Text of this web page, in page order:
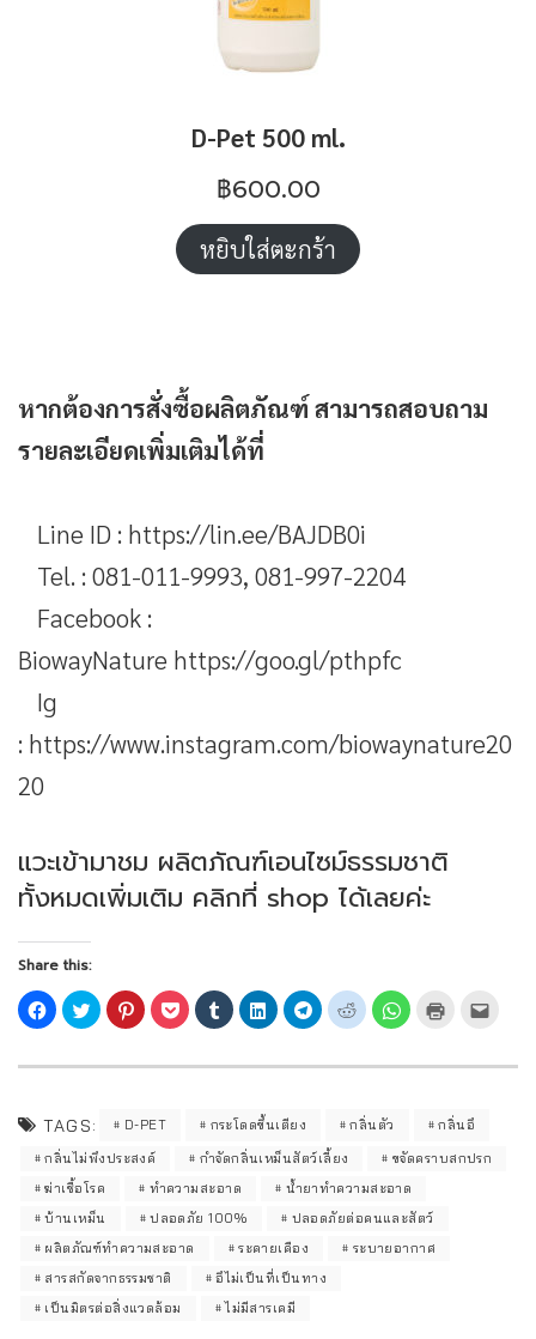
D-Pet 500 ml.
฿600.00
หยิบใส่ตะกร้า
หากต้องการสั่งซื้อผลิตภัณฑ์ สามารถสอบถาม
รายละเอียดเพิ่มเติมได้ที่
Line ID : https://lin.ee/BAJDB0i
Tel. : 081-011-9993, 081-997-2204
Facebook :
BiowayNature https://goo.gl/pthpfc
Ig
: https://www.instagram.com/biowaynature20
20
แวะเข้ามาชม ผลิตภัณฑ์เอนไซม์ธรรมชาติ
ทั้งหมดเพิ่มเติม คลิกที่ shop ได้เลยค่ะ
Share this:
TAGS: D-PET กระโดดขึ้นเตียง กลิ่นตัว
กลิ่นอึ
กลิ่นไม่พึงประสงค์
กำจัดกลิ่นเหม็นสัตว์เลี้ยง
ขจัดคราบสกปรก
ฆ่าเชื้อโรค
ทำความสะอาด
น้ำยาทำความสะอาด
บ้านเหม็น
ปลอดภัย 100%
ปลอดภัยต่อคนและสัตว์
ผลิตภัณฑ์ทำความสะอาด
ระคายเคือง
ระบายอากาศ
สารสกัดจากธรรมชาติ
อึไม่เป็นที่เป็นทาง
เป็นมิตรต่อสิ่งแวดล้อม
ไม่มีสารเคมี